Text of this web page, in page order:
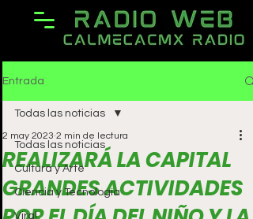
Entrada
Todas las noticias
Cultura y Arte
Ciencia y Tecnología
Viral
Todas las noticias
REALIZARÁ LA CAPITAL
GRANDES ACTIVIDADES
2 may 2023 2 min de lectura